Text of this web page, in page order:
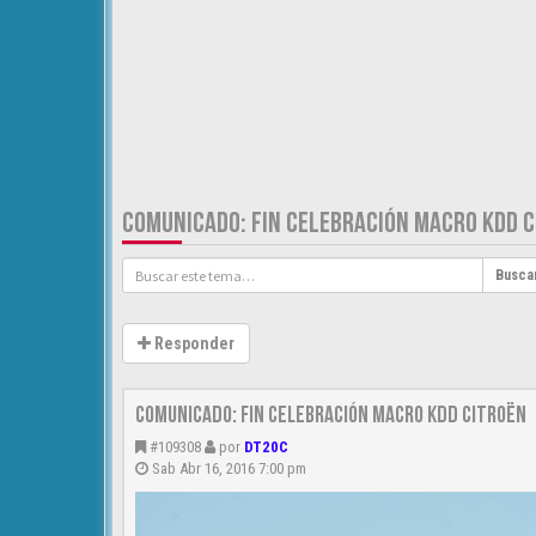
COMUNICADO: FIN CELEBRACIÓN MACRO KDD
Responder
Comunicado: Fin celebración Macro KDD Citroën
#109308 por DT20C
Sab Abr 16, 2016 7:00 pm